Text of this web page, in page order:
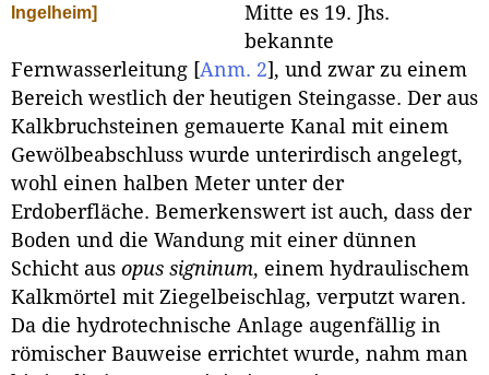
Ingelheim]
Mitte es 19. Jhs.
bekannte
Fernwasserleitung [Anm. 2] , und zwar zu einem
Bereich westlich der heutigen Steingasse. Der aus
Kalkbruchsteinen gemauerte Kanal mit einem
Gewölbeabschluss wurde unterirdisch angelegt,
wohl einen halben Meter unter der
Erdoberfläche. Bemerkenswert ist auch, dass der
Boden und die Wandung mit einer dünnen
Schicht aus opus signinum, einem hydraulischem
Kalkmörtel mit Ziegelbeischlag, verputzt waren.
Da die hydrotechnische Anlage augenfällig in
römischer Bauweise errichtet wurde, nahm man